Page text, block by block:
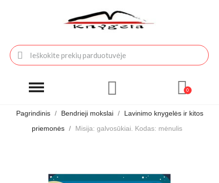
Pagrindinis Bendrieji mokslai
Lavinimo knygelės ir kitos
priemonės
Misija: galvosūkiai. Kodas: mėnulis